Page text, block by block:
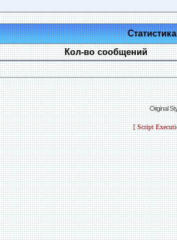
Кол-во сообщений
Original
[ Script